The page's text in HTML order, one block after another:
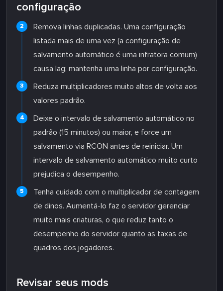
configuração
Remova linhas duplicadas. Uma configuração
listada mais de uma vez (a configuração de
salvamento automático é uma infratora comum)
causa lag; mantenha uma linha por configuração.
Reduza multiplicadores muito altos de volta aos
valores padrão.
Deixe o intervalo de salvamento automático no
padrão (15 minutos) ou maior, e force um
salvamento via RCON antes de reiniciar. Um
intervalo de salvamento automático muito curto
prejudica o desempenho.
Tenha cuidado com o multiplicador de contagem
de dinos. Aumentá-lo faz o servidor gerenciar
muito mais criaturas, o que reduz tanto o
desempenho do servidor quanto as taxas de
quadros dos jogadores.
Revisar seus mods